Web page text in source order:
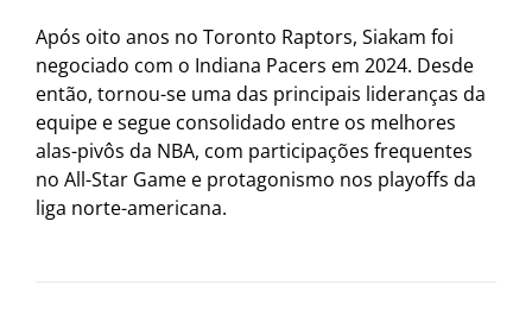
Após oito anos no Toronto Raptors, Siakam foi
negociado com o Indiana Pacers em 2024. Desde
então, tornou-se uma das principais lideranças da
equipe e segue consolidado entre os melhores
alas-pivôs da NBA, com participações frequentes
no All-Star Game e protagonismo nos playoffs da
liga norte-americana.